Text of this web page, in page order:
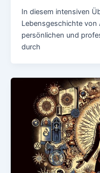
In diesem intensiven
Lebensgeschichte von
persönlichen und
durch